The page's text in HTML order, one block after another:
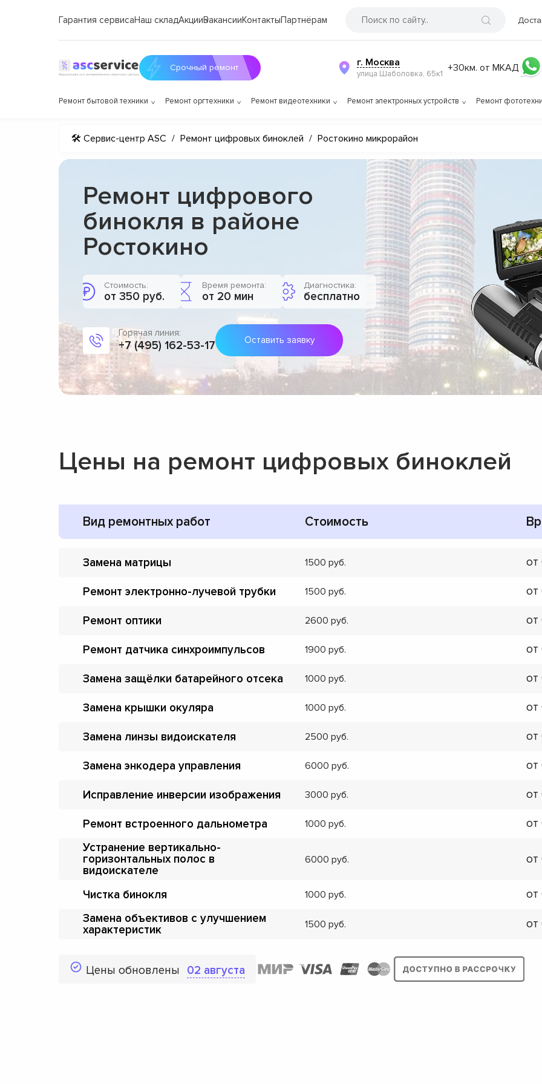
Гарантия сервисаНаш складАкцииВакансииКонтактыПартнёрам
Срочный ремонт г. Москва
улица Шаболовка, 65к1 +30км. от МКАД
Ремонт бытовой техники Ремонт оргтехники Ремонт видеотехники Ремонт электронных устройств Ремонт
🛠 Сервис-центр ASC / Ремонт цифровых биноклей / Ростокино микрорайон
Ремонт цифрового
бинокля в районе
Ростокино
Стоимость:
от 350 руб.
Время ремонта:
от 20 мин
Диагностика:
бесплатно
Горячая линия:
+7 (495) 162-53-17 Оставить заявку
Цены на ремонт цифровых биноклей
Вид ремонтных работ Стоимость
Замена матрицы 1500
Ремонт электронно-лучевой трубки 1500
Ремонт оптики 2600
Ремонт датчика синхроимпульсов 1900
Замена защёлки батарейного отсека 1000
Замена крышки окуляра 1000
Замена линзы видоискателя 2500
Замена энкодера управления 6000
Исправление инверсии изображения 3000
Ремонт встроенного дальнометра 1000
Устранение вертикально-
горизонтальных полос в
видоискателе
6000
Чистка бинокля 1000
Замена объективов с улучшением
характеристик
1500
Цены обновлены 02 августа